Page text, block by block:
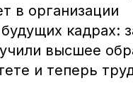
в организации
кадрах:
высшее
и теперь